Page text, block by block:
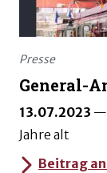
Presse
General-
13.07.2023 —
Jahre alt
Beitrag